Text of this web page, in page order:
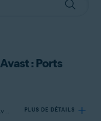
: Ports
S’applique à Avast One, Avast Premium Security, Avast Antivirus Gratuit PLUS DE DÉTAILS